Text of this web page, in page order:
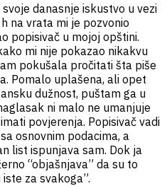
danasnje iskustvo u vezi
na vrata mi je pozvonio
popisivač u mojoj opštini.
mi nije pokazao nikakvu
pokušala pročitati šta piše
Pomalo uplašena, ali opet
dužnost, puštam ga u
ni malo ne umanjuje
povjerenja. Popisivač vadi
osnovnim podacima, a
list ispunjava sam. Dok ja
“objašnjava” da su to
za svakoga”.